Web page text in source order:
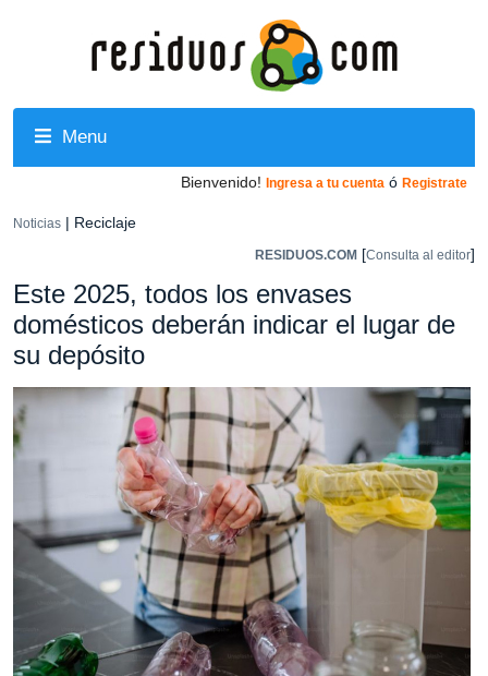
Menu
Bienvenido! Ingresa a tu cuenta ó Registrate
Noticias | Reciclaje
RESIDUOS.COM [Consulta al editor]
Este 2025, todos los envases
domésticos deberán indicar el lugar de
su depósito